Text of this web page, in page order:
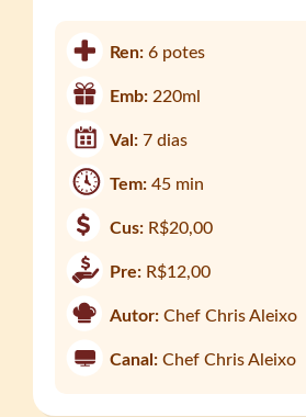
Ren:6 potes
Emb:220ml
Val:7 dias
Tem:45 min
Cus: R$20,00
Pre: R$12,00
Autor: Chef Chris Aleixo
Canal: Chef Chris Aleixo